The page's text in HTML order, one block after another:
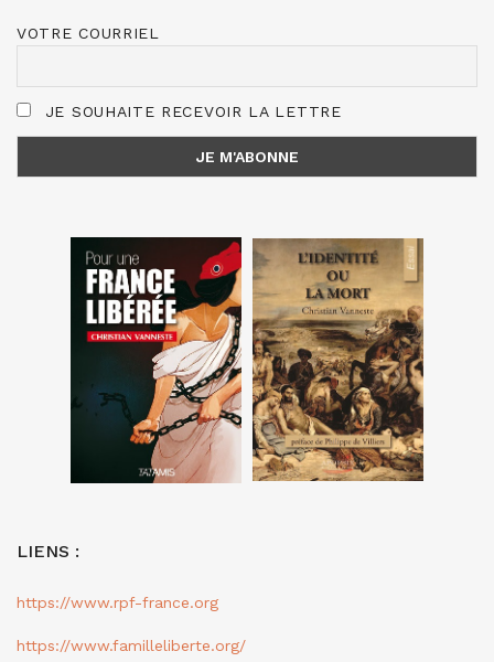
VOTRE COURRIEL
JE SOUHAITE RECEVOIR LA LETTRE
LIENS :
https://www.rpf-france.org
https://www.familleliberte.org/